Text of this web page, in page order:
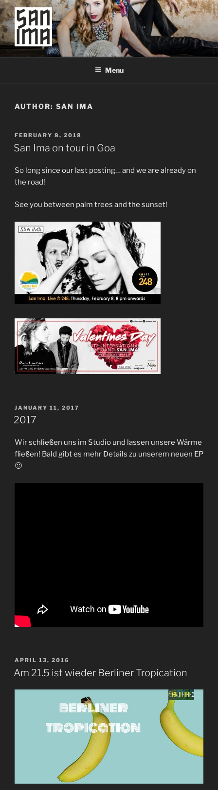
Skip
to
content
SAN IMA
worldtronic
Menu
AUTHOR: SAN IMA
POSTED
ON
FEBRUARY 8, 2018
San Ima on tour in Goa
So long since our last posting… and we are already on
the road!
See you between palm trees and the sunset!
POSTED
ON
JANUARY 11, 2017
2017
Wir schließen uns im Studio und lassen unsere Wärme
fließen! Bald gibt es mehr Details zu unserem neuen EP
🙂
POSTED
ON
APRIL 13, 2016
Am 21.5 ist wieder Berliner Tropication